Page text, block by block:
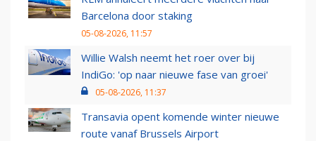
Barcelona door staking
05-08-2026, 11:57
Willie Walsh neemt het roer over bij
IndiGo: 'op naar nieuwe fase van groei'
05-08-2026, 11:37
Transavia opent komende winter nieuwe
route vanaf Brussels Airport